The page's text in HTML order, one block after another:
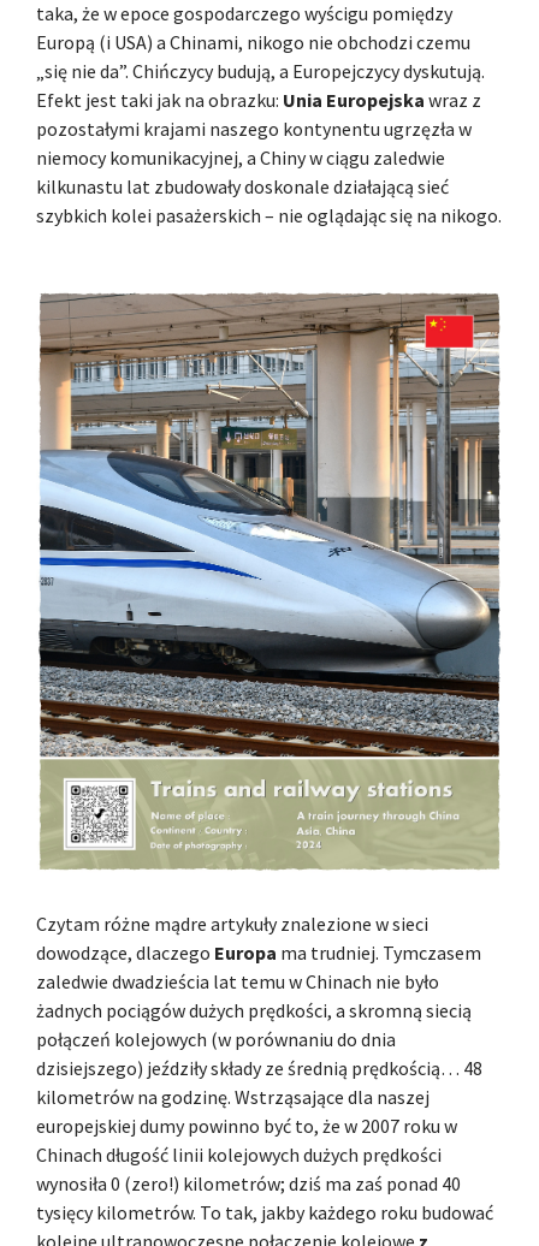
taka, że w epoce gospodarczego wyścigu pomiędzy
Europą (i USA) a Chinami, nikogo nie obchodzi czemu
„się nie da”. Chińczycy budują, a Europejczycy dyskutują.
Efekt jest taki jak na obrazku: Unia Europejska wraz z
pozostałymi krajami naszego kontynentu ugrzęzła w
niemocy komunikacyjnej, a Chiny w ciągu zaledwie
kilkunastu lat zbudowały doskonale działającą sieć
szybkich kolei pasażerskich – nie oglądając się na nikogo.
Czytam różne mądre artykuły znalezione w sieci
dowodzące, dlaczego Europa ma trudniej. Tymczasem
zaledwie dwadzieścia lat temu w Chinach nie było
żadnych pociągów dużych prędkości, a skromną siecią
połączeń kolejowych (w porównaniu do dnia
dzisiejszego) jeździły składy ze średnią prędkością… 48
kilometrów na godzinę. Wstrząsające dla naszej
europejskiej dumy powinno być to, że w 2007 roku w
Chinach długość linii kolejowych dużych prędkości
wynosiła 0 (zero!) kilometrów; dziś ma zaś ponad 40
tysięcy kilometrów. To tak, jakby każdego roku budować